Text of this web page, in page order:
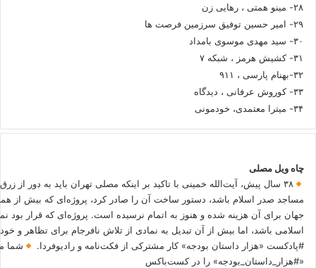
۲۸- مینو همتی ، رهایی زن
۲۹- امیر حسین توفیق سرزمین فرصت ها
۳۰- سید مهدی موسوی بامداد
۳۱- کشیش هرمز ، شبکه ۷
۳۲-بهنام پارسی ، ۹۱۱
۳۳- کوروش عرفانی ، دیدگاه
۳۴- میترا معتمدی، خودمونی
چاه ویل مصلی
۳۸ سال پیش، آیت‌الله خمینی با تاکید بر اینکه مصلی تهران باید به دور از
مساجد صدر اسلام باشد، دستور ساخت آن را صادر کرد، پروژه‌ای که بیش از
جهان برای آن هزینه شده و هنوز به اتمام نرسیده است. پروژه‌ای که قرار بود
اسلامی باشد، اما بیش از آن تبدیل به نمادی از تلاش نافرجام برای تظاهر و
#پادکست «هزار داستان بودجه» کار مشترکی از فکت‌نامه و رادیوفردا.
شما
«#هزار_داستان_بودجه» را در کست‌باکس